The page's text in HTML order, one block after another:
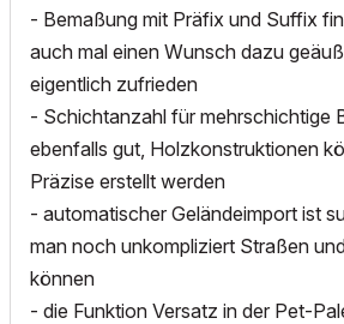
- Bemaßung mit Präfix und Suffix
auch mal einen Wunsch dazu
eigentlich zufrieden
- Schichtanzahl für mehrschichtige
ebenfalls gut, Holzkonstruktionen
Präzise erstellt werden
- automatischer Geländeimport ist
man noch unkompliziert Straßen
können
- die Funktion Versatz in der Pet-